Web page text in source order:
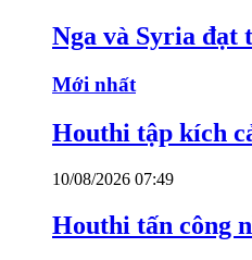
Nga và Syria đạt
Mới nhất
Houthi tập kích
10/08/2026 07:49
Houthi tấn công